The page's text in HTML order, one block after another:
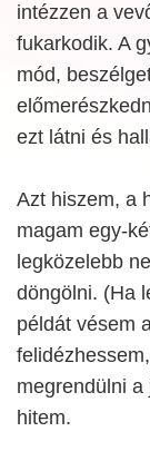
intézzen a
fukarkodik. A
mód,
ezt látni és
Azt hiszem, a
magam egy-
legközelebb
döngölni. (Ha
példát vésem
megrendülni
hitem.